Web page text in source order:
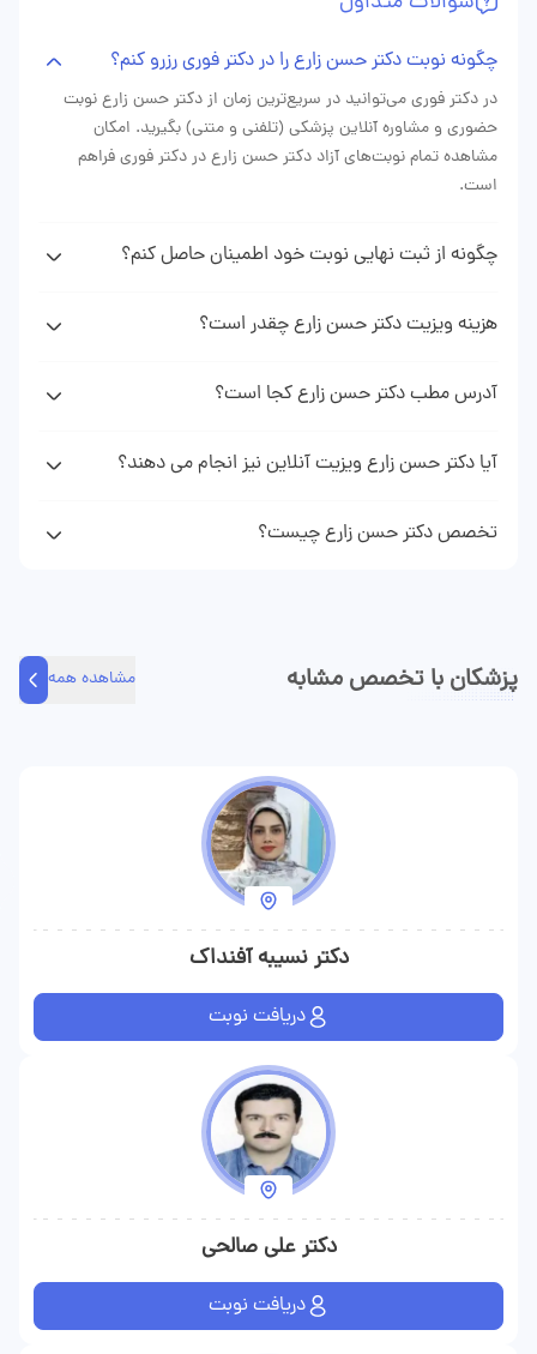
و هم سلیقهٔ هنری داشته باشد، کم است.
چگونه نوبت دکتر حسن زارع را در دکتر فوری رزرو کنم؟
در دکتر فوری می‌توانید در سریع‌ترین زمان از دکتر حسن زارع نوبت
حضوری و مشاوره آنلاین پزشکی (تلفنی و متنی) بگیرید. امکان
مشاهده تمام نوبت‌های آزاد دکتر حسن زارع در دکتر فوری فراهم
است.
چگونه از ثبت نهایی نوبت خود اطمینان حاصل کنم؟
(sms) حاوی اطلاعات نوبت رزرو شده دریافت خواهید کرد که نشان
دهنده ثبت موفقیت آمیز نوبت شما می باشد.
هزینه ویزیت دکتر حسن زارع چقدر است؟
(نوبت حضوری، مشاوره تلفنی، مشاوره متنی) متغیر است. با مراجعه
به پروفایل دکتر حسن زارع در وبسایت دکتر فوری می‌توانید هزینه
آدرس مطب دکتر حسن زارع کجا است؟
پروفایل و صفحه دکتر حسن زارع در وبسایت دکتر فوری مراجعه
آیا دکتر حسن زارع ویزیت آنلاین نیز انجام می دهند؟
آنلاین می‌توانید تلفنی و یا به صورت متنی مشاوره پزشکی دریافت
تخصص دکتر حسن زارع چیست؟
پزشکان با تخصص مشابه مشاهده همه
دکتر نسیبه آفنداک
دریافت نوبت
دکتر علی صالحی
دریافت نوبت